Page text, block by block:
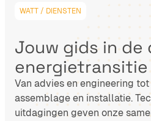
WATT / DIENSTEN
Jouw gids in de
energietransitie
Van advies en engineering
assemblage en installatie.
uitdagingen geven onze